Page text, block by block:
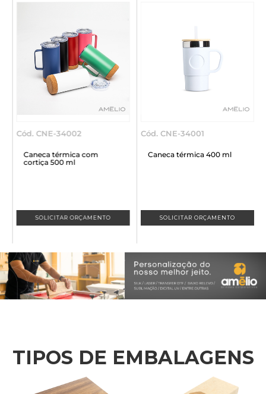
Cód. CNE-34002
Caneca térmica com
cortiça 500 ml
SOLICITAR ORÇAMENTO
Cód. CNE-34001
Caneca térmica 400 ml
SOLICITAR ORÇAMENTO
TIPOS DE EMBALAGENS